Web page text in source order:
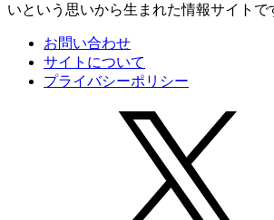
いという思いから生まれた情報サイトで
お問い合わせ
サイトについて
プライバシーポリシー